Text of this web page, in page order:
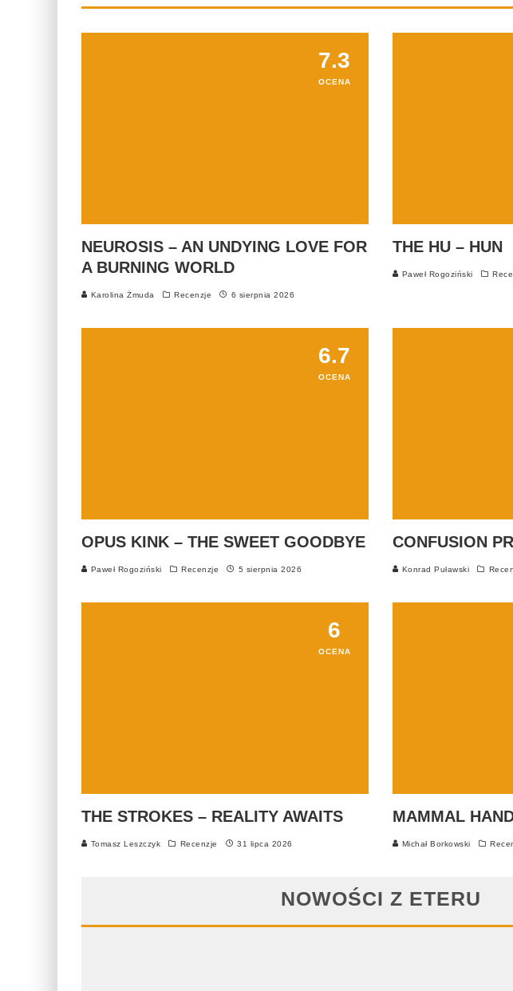
7.3
OCENA
NEUROSIS – AN UNDYING LOVE FOR
A BURNING WORLD
Karolina Żmuda Recenzje 6 sierpnia 2026
THE HU – HUN
Paweł Rogoziński
6.7
OCENA
OPUS KINK – THE SWEET GOODBYE
Paweł Rogoziński Recenzje 5 sierpnia 2026
CONFUSION
Konrad Puławski
6
OCENA
THE STROKES – REALITY AWAITS
Tomasz Leszczyk Recenzje 31 lipca 2026
MAMMAL
Michał Borkowski
NOWOŚCI Z ETERU